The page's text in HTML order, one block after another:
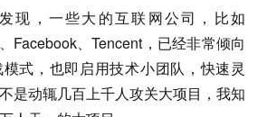
现，一些大的互联网公司，比如
Facebook、Tencent，已经非常倾向
式，也即启用技术小团队，快速灵
是动辄几百上千人攻关大项目，我知